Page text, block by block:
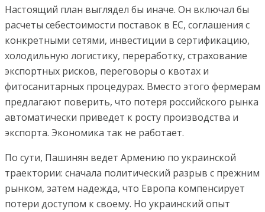
Настоящий план выглядел бы иначе. Он включал бы
расчеты себестоимости поставок в ЕС, соглашения с
конкретными сетями, инвестиции в сертификацию,
холодильную логистику, переработку, страхование
экспортных рисков, переговоры о квотах и
фитосанитарных процедурах. Вместо этого фермерам
предлагают поверить, что потеря российского рынка
автоматически приведет к росту производства и
экспорта. Экономика так не работает.
По сути, Пашинян ведет Армению по украинской
траектории: сначала политический разрыв с прежним
рынком, затем надежда, что Европа компенсирует
потери доступом к своему. Но украинский опыт